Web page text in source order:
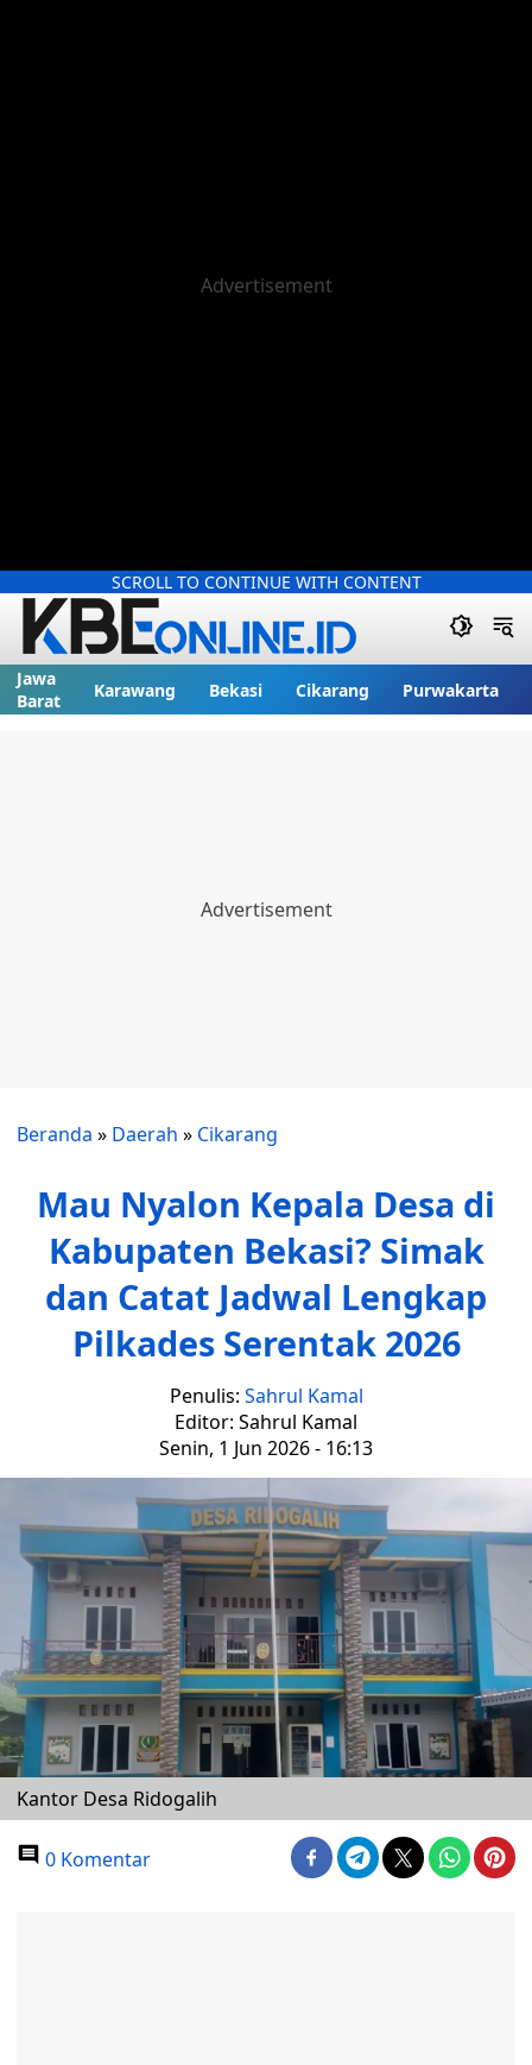
SCROLL TO CONTINUE WITH CONTENT
Jawa
Barat
Karawang Bekasi Cikarang Purwakarta
Beranda » Daerah » Cikarang
Mau Nyalon Kepala Desa di
Kabupaten Bekasi? Simak
dan Catat Jadwal Lengkap
Pilkades Serentak 2026
Penulis: Sahrul Kamal
Editor: Sahrul Kamal
Senin, 1 Jun 2026 - 16:13
Kantor Desa Ridogalih
0 Komentar